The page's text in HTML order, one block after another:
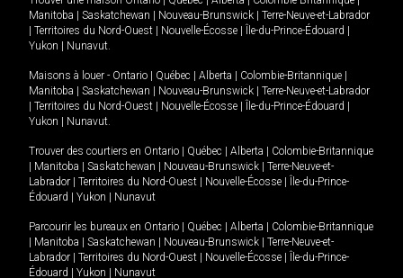
Manitoba
Saskatchewan Nouveau-Brunswick
Terre-Neuve-et-Labrador
Territoires du Nord-Ouest Nouvelle-Écosse Île-du-Prince-Édouard
Yukon
Nunavut.
Maisons à louer - Ontario Québec Alberta Colombie-Britannique
Manitoba
Saskatchewan Nouveau-Brunswick
Terre-Neuve-et-Labrador
Territoires du Nord-Ouest Nouvelle-Écosse Île-du-Prince-Édouard
Yukon
Nunavut.
Trouver des courtiers en Ontario Québec Alberta
Colombie-Britannique
Manitoba Saskatchewan Nouveau-Brunswick
Terre-Neuve-et-
Labrador
Territoires du Nord-Ouest Nouvelle-Écosse
Île-du-Prince-
Édouard
Yukon Nunavut
Parcourir les bureaux en Ontario Québec Alberta
Colombie-Britannique
Manitoba Saskatchewan Nouveau-Brunswick
Terre-Neuve-et-
Labrador
Territoires du Nord-Ouest Nouvelle-Écosse
Île-du-Prince-
Édouard
Yukon Nunavut